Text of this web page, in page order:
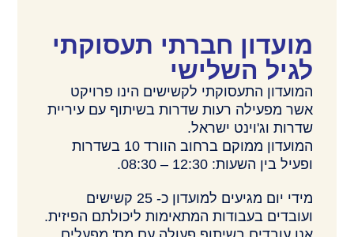
מועדון חברתי תעסוקתי
לגיל השלישי
המועדון התעסוקתי לקשישים הינו פרויקט
אשר מפעילה רעות שדרות בשיתוף עם עיריית
שדרות וג'וינט ישראל.
המועדון ממוקם ברחוב הוורד 10 בשדרות
ופעיל בין השעות: 12:30 – 08:30.
מידי יום מגיעים למועדון כ- 25 קשישים
ועובדים בעבודות המתאימות ליכולתם הפיזית.